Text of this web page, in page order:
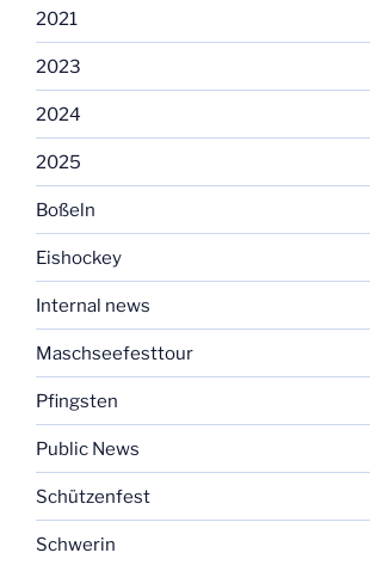
2021
2023
2024
2025
Boßeln
Eishockey
Internal news
Maschseefesttour
Pfingsten
Public News
Schützenfest
Schwerin